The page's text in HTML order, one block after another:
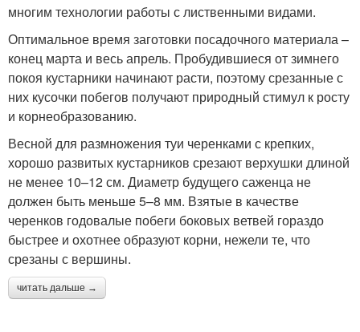
многим технологии работы с лиственными видами.
Оптимальное время заготовки посадочного материала –
конец марта и весь апрель. Пробудившиеся от зимнего
покоя кустарники начинают расти, поэтому срезанные с
них кусочки побегов получают природный стимул к росту
и корнеобразованию.
Весной для размножения туи черенками с крепких,
хорошо развитых кустарников срезают верхушки длиной
не менее 10–12 см. Диаметр будущего саженца не
должен быть меньше 5–8 мм. Взятые в качестве
черенков годовалые побеги боковых ветвей гораздо
быстрее и охотнее образуют корни, нежели те, что
срезаны с вершины.
читать дальше →